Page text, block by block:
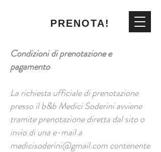
PRENOTA!
Condizioni di prenotazione e
pagamento
La richiesta ufficiale di prenotazione
presso il b&b Medici Soderini avviene
tramite prenotazione diretta dal sito o
invio di una e-mail a
medicisoderini@gmail.comcontenente